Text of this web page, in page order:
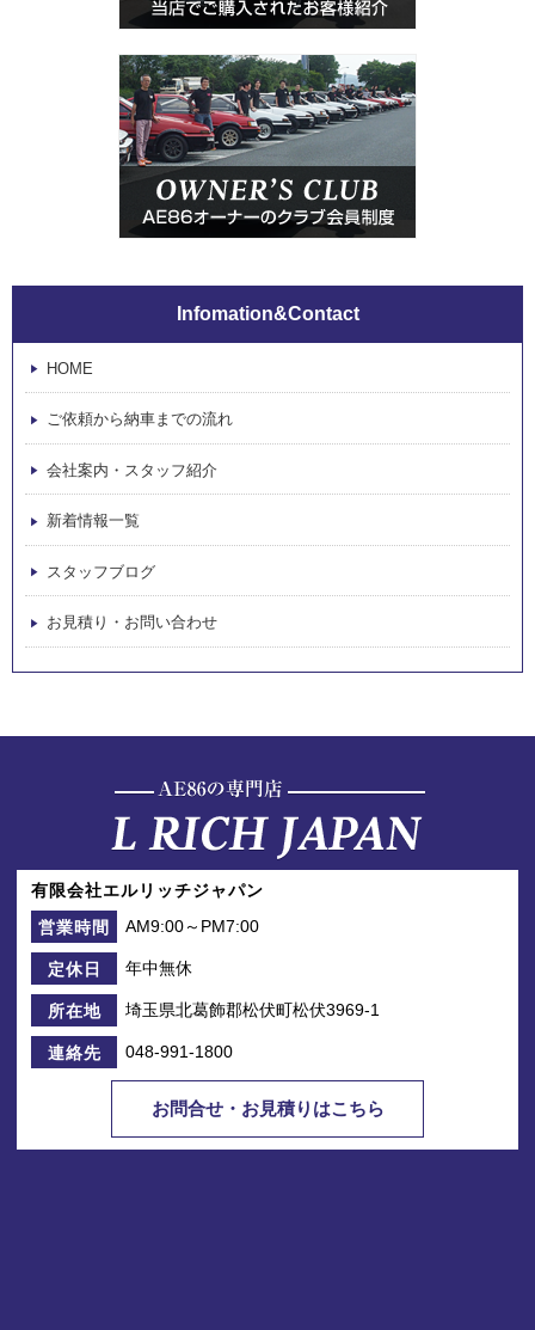
Infomation&Contact
HOME
ご依頼から納車までの流れ
会社案内・スタッフ紹介
新着情報一覧
スタッフブログ
お見積り・お問い合わせ
有限会社エルリッチジャパン
営業時間
AM9:00～PM7:00
定休日 年中無休
所在地 埼玉県北葛飾郡松伏町松伏3969-1
連絡先 048-991-1800
お問合せ・お見積りはこちら